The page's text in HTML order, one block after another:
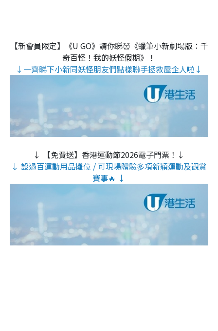
【新會員限定】《U GO》請你睇👹《蠟筆小新劇場版：千
奇百怪！我的妖怪假期》！
↓一齊睇下小新同妖怪朋友們點樣聯手拯救屋企人啦↓
↓ 【免費送】香港運動節2026電子門票！↓
↓ 設過百運動用品攤位 / 可現場體驗多項新穎運動及觀賞
賽事🔥 ↓